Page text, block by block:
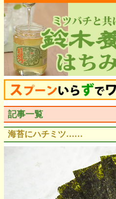
記事一覧
海苔にハチミツ……